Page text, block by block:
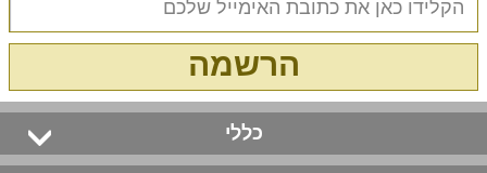
הרשמה
כללי